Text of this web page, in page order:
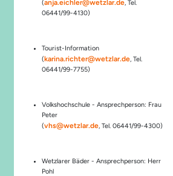
(anja.eichler@wetzlar.de, Tel.
06441/99-4130)
Tourist-Information
(karina.richter@wetzlar.de, Tel.
06441/99-7755)
Volkshochschule - Ansprechperson: Frau
Peter
(vhs@wetzlar.de, Tel. 06441/99-4300)
Wetzlarer Bäder - Ansprechperson: Herr
Pohl